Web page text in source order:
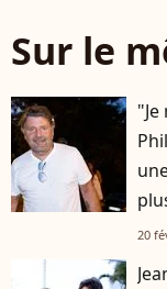
Sur le
20